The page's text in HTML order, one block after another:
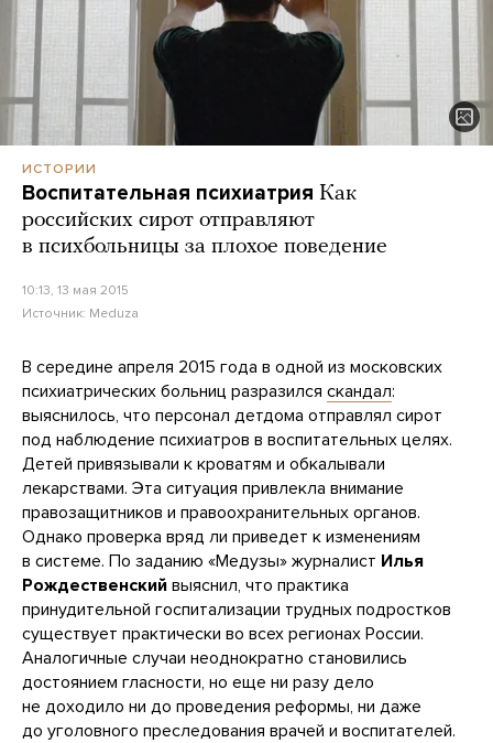
ИСТОРИИ
Воспитательная психиатрия Как
российских сирот отправляют
в психбольницы за плохое поведение
10:13, 13 мая 2015
Источник: Meduza
В середине апреля 2015 года в одной из московских
психиатрических больниц разразился скандал:
выяснилось, что персонал детдома отправлял сирот
под наблюдение психиатров в воспитательных целях.
Детей привязывали к кроватям и обкалывали
лекарствами. Эта ситуация привлекла внимание
правозащитников и правоохранительных органов.
Однако проверка вряд ли приведет к изменениям
в системе. По заданию «Медузы» журналист Илья
Рождественский выяснил, что практика
принудительной госпитализации трудных подростков
существует практически во всех регионах России.
Аналогичные случаи неоднократно становились
достоянием гласности, но еще ни разу дело
не доходило ни до проведения реформы, ни даже
до уголовного преследования врачей и воспитателей.